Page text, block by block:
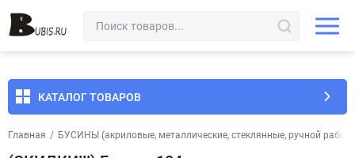
КАТАЛОГ ТОВАРОВ
Главная / БУСИНЫ (акриловые, металлические, стеклянные, ручной